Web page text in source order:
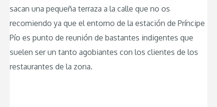
sacan una pequeña terraza a la calle que no os
recomiendo ya que el entorno de la estación de Príncipe
Pío es punto de reunión de bastantes indigentes que
suelen ser un tanto agobiantes con los clientes de los
restaurantes de la zona.